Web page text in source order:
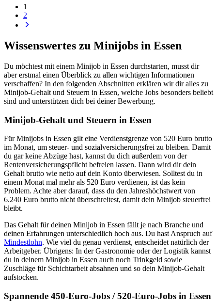
1
2
Wissenswertes zu Minijobs in Essen
Du möchtest mit einem Minijob in Essen durchstarten, musst dir
aber erstmal einen Überblick zu allen wichtigen Informationen
verschaffen? In den folgenden Abschnitten erklären wir dir alles zu
Minijob-Gehalt und Steuern in Essen, welche Jobs besonders beliebt
sind und unterstützen dich bei deiner Bewerbung.
Minijob-Gehalt und Steuern in Essen
Für Minijobs in Essen gilt eine Verdienstgrenze von 520 Euro brutto
im Monat, um steuer- und sozialversicherungsfrei zu bleiben. Damit
du gar keine Abzüge hast, kannst du dich außerdem von der
Rentenversicherungspflicht befreien lassen. Dann wird dir dein
Gehalt brutto wie netto auf dein Konto überwiesen. Solltest du in
einem Monat mal mehr als 520 Euro verdienen, ist das kein
Problem. Achte aber darauf, dass du den Jahreshöchstwert von
6.240 Euro brutto nicht überschreitest, damit dein Minijob steuerfrei
bleibt.
Das Gehalt für deinen Minijob in Essen fällt je nach Branche und
deinen Erfahrungen unterschiedlich hoch aus. Du hast Anspruch auf
Mindestlohn. Wie viel du genau verdienst, entscheidet natürlich der
Arbeitgeber. Übrigens: In der Gastronomie oder der Logistik kannst
du in deinem Minijob in Essen auch noch Trinkgeld sowie
Zuschläge für Schichtarbeit absahnen und so dein Minijob-Gehalt
aufstocken.
Spannende 450-Euro-Jobs / 520-Euro-Jobs in Essen